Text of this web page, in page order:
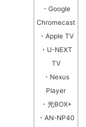
・Google
Chromecast
・Apple TV
・U-NEXT
TV
・Nexus
Player
・光BOX+
・AN-NP40